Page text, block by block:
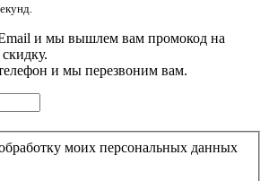
Email и мы вышлем вам промокод на
и мы перезвоним вам.
моих персональных данных